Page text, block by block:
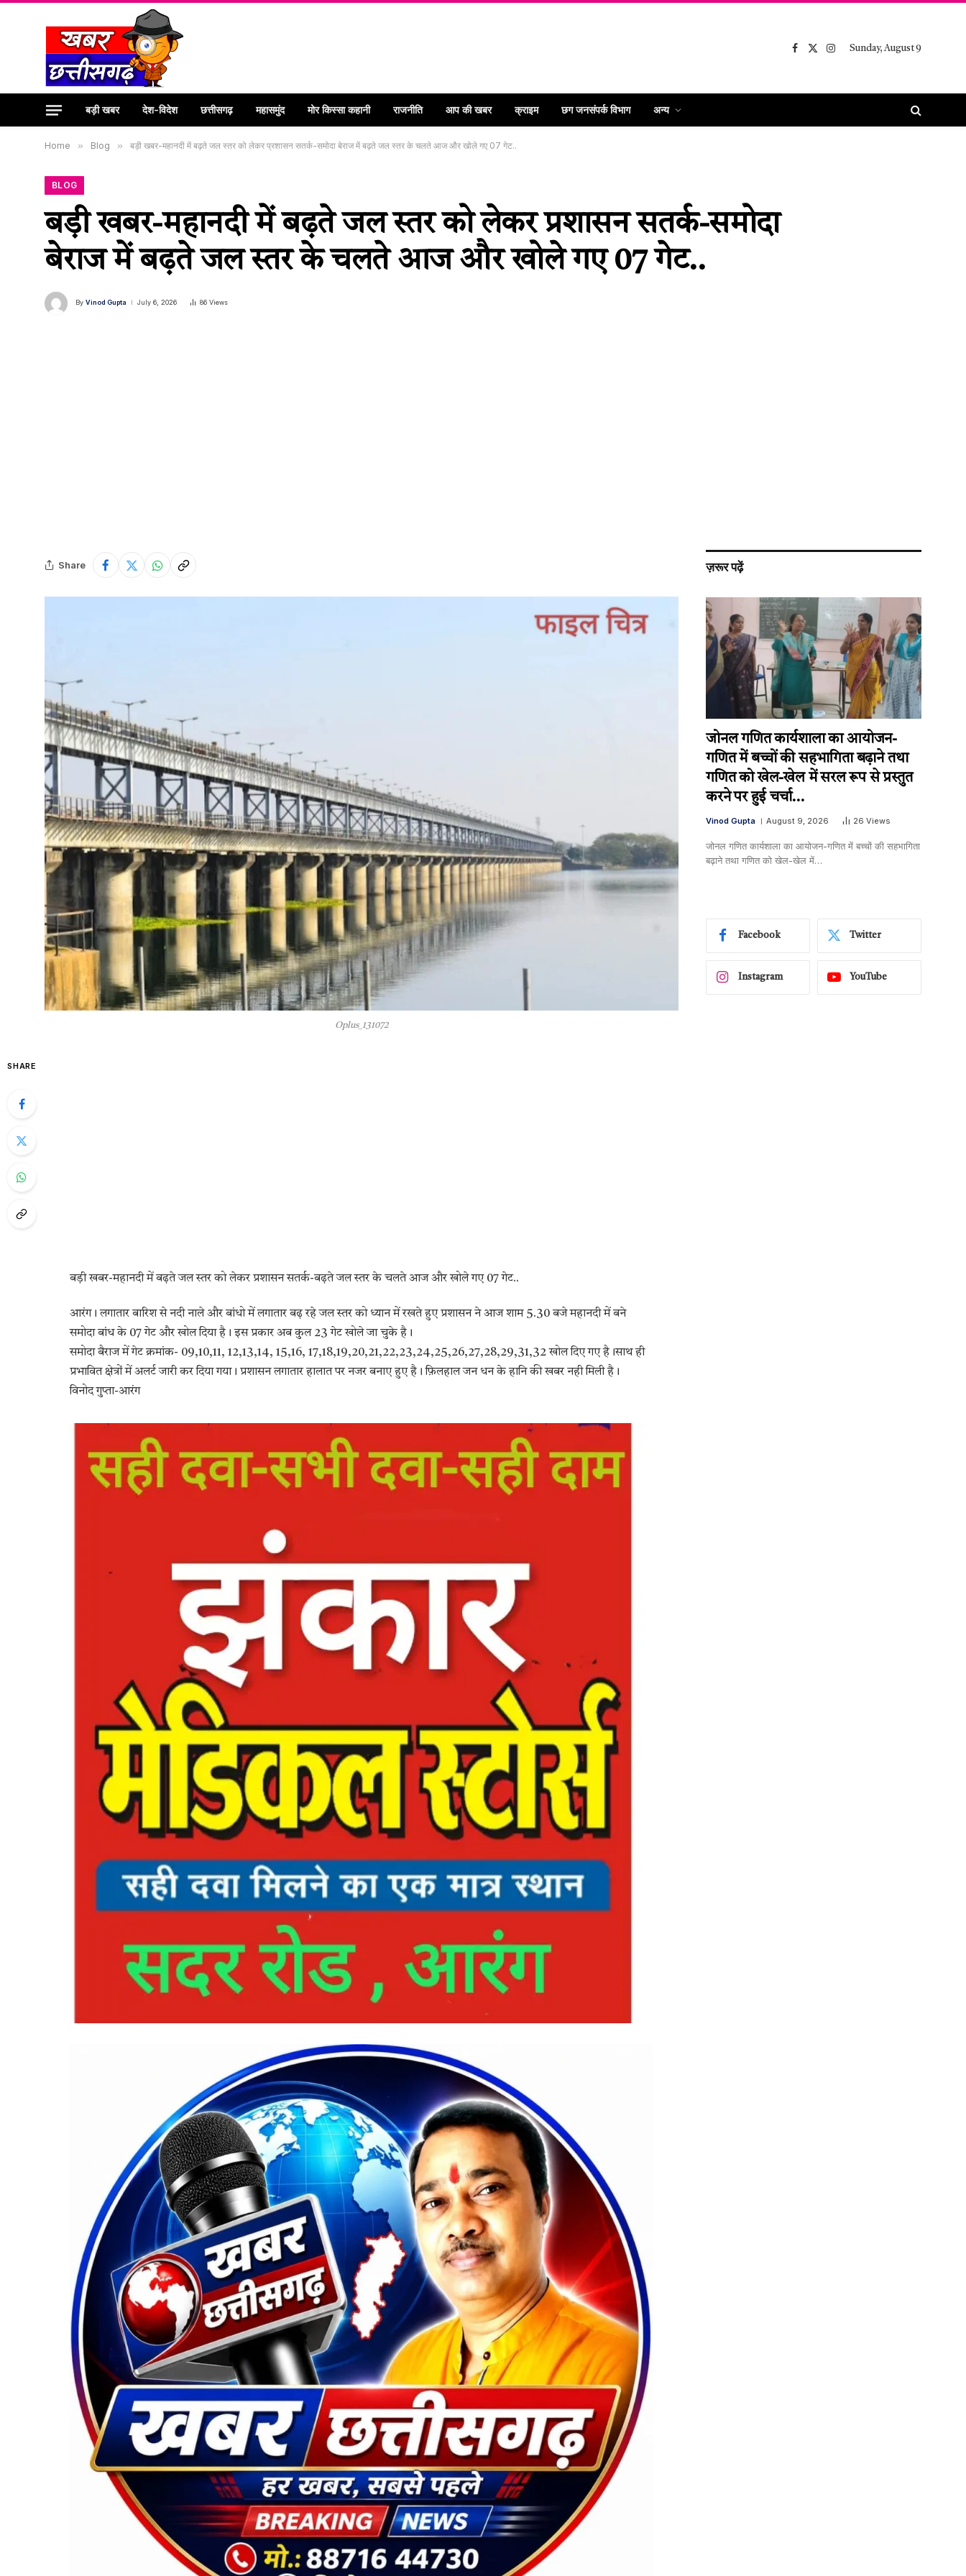
Facebook
X
Instagram
Sunday, August 9
बड़ी खबर देश-विदेश छत्तीसगढ़ महासमुंद मोर किस्सा कहानी राजनीति आप की खबर क्राइम छग जनसंपर्क विभाग अन्य
Home » Blog » बड़ी खबर-महानदी में बढ़ते जल स्तर को लेकर प्रशासन सतर्क-समोदा बेराज में बढ़ते जल स्तर के चलते आज और खोले गए 07 गेट..
BLOG
बड़ी खबर-महानदी में बढ़ते जल स्तर को लेकर प्रशासन सतर्क-समोदा
बेराज में बढ़ते जल स्तर के चलते आज और खोले गए 07 गेट..
By Vinod Gupta July 6, 2026 86 Views
Share
Oplus_131072
SHARE
बड़ी खबर-महानदी में बढ़ते जल स्तर को लेकर प्रशासन सतर्क-बढ़ते जल स्तर के चलते आज और खोले गए 07 गेट..
आरंग। लगातार बारिश से नदी नाले और बांधो में लगातार बढ़ रहे जल स्तर को ध्यान में रखते हुए प्रशासन ने आज शाम 5.30 बजे महानदी में बने
समोदा बांध के 07 गेट और खोल दिया है। इस प्रकार अब कुल 23 गेट खोले जा चुके है।
समोदा बैराज में गेट क्रमांक- 09,10,11, 12,13,14, 15,16, 17,18,19,20,21,22,23,24,25,26,27,28,29,31,32 खोल दिए गए है।साथ ही
प्रभावित क्षेत्रों में अलर्ट जारी कर दिया गया। प्रशासन लगातार हालात पर नजर बनाए हुए है। फ़िलहाल जन धन के हानि की खबर नही मिली है।
विनोद गुप्ता-आरंग
ज़रूर पढ़ें
जोनल गणित कार्यशाला का आयोजन-
गणित में बच्चों की सहभागिता बढ़ाने तथा
गणित को खेल-खेल में सरल रूप से प्रस्तुत
करने पर हुई चर्चा…
Vinod Gupta August 9, 2026 26 Views
जोनल गणित कार्यशाला का आयोजन-गणित में बच्चों की सहभागिता
बढ़ाने तथा गणित को खेल-खेल में…
Facebook Twitter
Instagram YouTube